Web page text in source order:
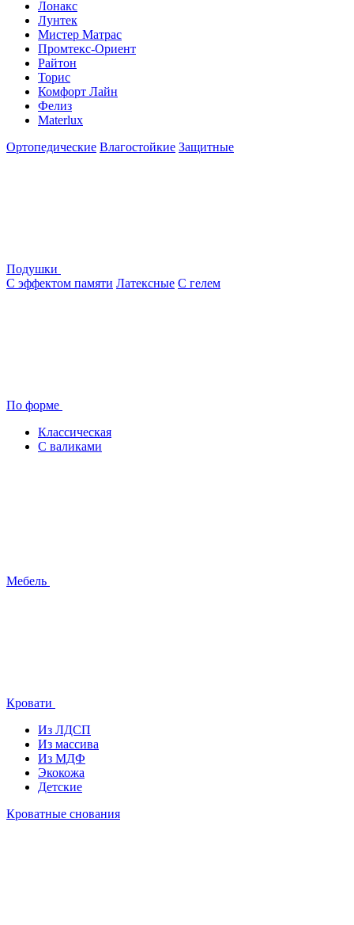
Лонакс
Лунтек
Мистер Матрас
Промтекс-Ориент
Райтон
Торис
Комфорт Лайн
Фелиз
Materlux
Ортопедические Влагостойкие Защитные
Подушки
С эффектом памяти Латексные С гелем
По форме
Классическая
С валиками
Мебель
Кровати
Из ЛДСП
Из массива
Из МДФ
Экокожа
Детские
Кроватные снования